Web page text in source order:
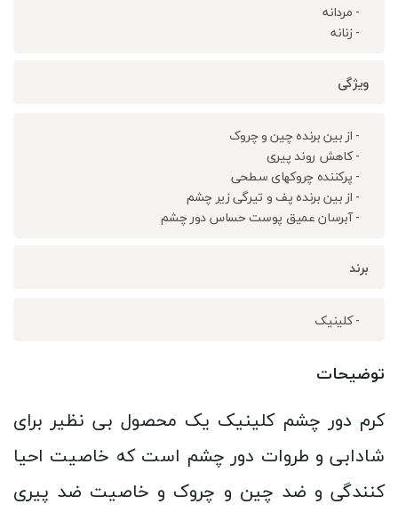
- مردانه
- زنانه
ویژگی
- از بین برنده چین و چروک
- کاهش روند پیری
- پرکننده چروکهای سطحی
- از بین برنده پف و تیرگی زیر چشم
- آبرسان عمیق پوست حساس دور چشم
برند
- کلینیک
توضیحات
کرم دور چشم کلینیک یک محصول بی نظیر برای
شادابی و طروات دور چشم است که خاصیت احیا
کنندگی و ضد چین و چروک و خاصیت ضد پیری